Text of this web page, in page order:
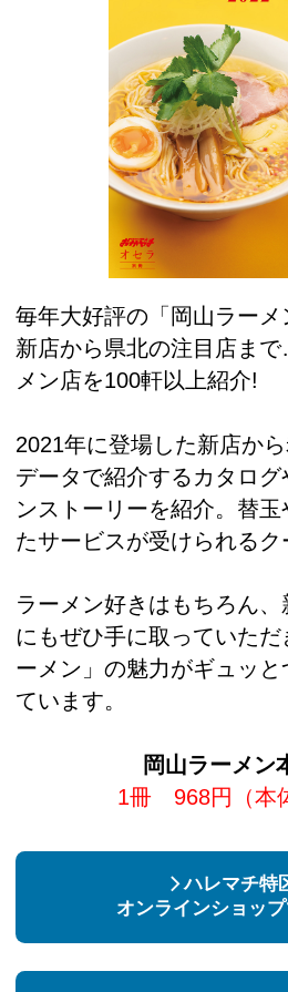
毎年大好評の「岡山ラーメ
新店から県北の注目店ま
メン店を100軒以上紹介!
2021年に登場した新店か
データで紹介するカタログ
ンストーリーを紹介。替
たサービスが受けられるク
ラーメン好きはもちろん
にもぜひ手に取っていた
ーメン」の魅力がギュッ
ています。
岡山ラーメン
1冊 968円（本
ハレマチ特
オンラインショッ